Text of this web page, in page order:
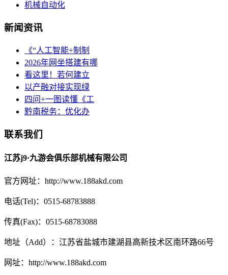
机械自动化
新闻资讯
《“人工智能+制制
2026年网坐搭建有哪
看这里！若何建立
以产融对接实现绿
四问+一图读懂《工
黔南税务：优化办
联系我们
江苏j9·九游会俱乐部机械有限公司
官方网址：http://www.188akd.com
电话(Tel)：0515-68783888
传真(Fax)：0515-68783088
地址（Add）：江苏省盐城市建湖县高新技术区南环路66号
网址：http://www.188akd.com